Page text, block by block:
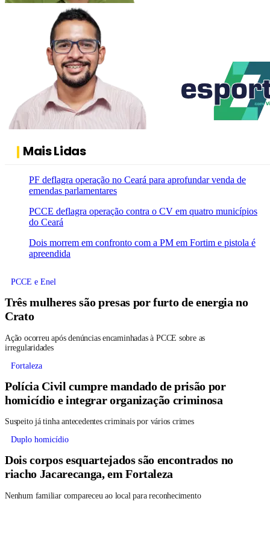
Mais Lidas
PF deflagra operação no Ceará para aprofundar venda de
emendas parlamentares
PCCE deflagra operação contra o CV em quatro municípios
do Ceará
Dois morrem em confronto com a PM em Fortim e pistola é
apreendida
PCCE e Enel
Três mulheres são presas por furto de energia no
Crato
Ação ocorreu após denúncias encaminhadas à PCCE sobre as
irregularidades
Fortaleza
Polícia Civil cumpre mandado de prisão por
homicídio e integrar organização criminosa
Suspeito já tinha antecedentes criminais por vários crimes
Duplo homicídio
Dois corpos esquartejados são encontrados no
riacho Jacarecanga, em Fortaleza
Nenhum familiar compareceu ao local para reconhecimento